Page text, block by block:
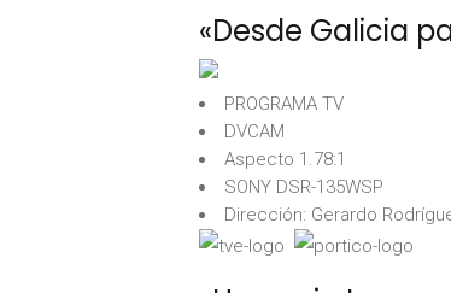
«Desde Galicia
PROGRAMA TV
DVCAM
Aspecto 1.78:1
SONY DSR-135WSP
Dirección: Gerardo